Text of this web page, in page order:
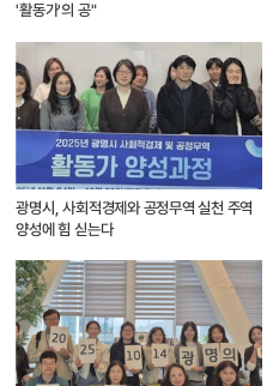
'활동가'의 공"
광명시, 사회적경제와 공정무역 실천 주역
양성에 힘 싣는다